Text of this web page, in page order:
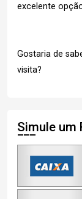
excelente
Gostaria de
visita?
Simule um